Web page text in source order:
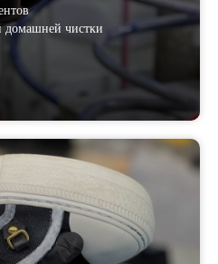
домашней чистки